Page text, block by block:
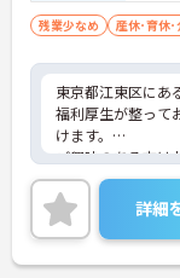
残業少なめ 産休･育休
東京都江東区にあ
福利厚生が整って
けます。
ご興味のある方は
詳細